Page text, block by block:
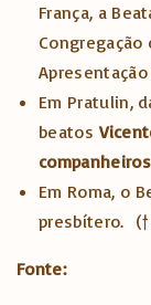
França, a
Congregação
Em Pratulin,
beatos
companheiros
Em Roma, o
presbítero.
Fonte: